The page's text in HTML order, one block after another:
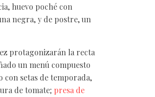
huevo poché con
negra, y de postre, un
protagonizarán la recta
un menú compuesto
setas de temporada,
de tomate; presa de